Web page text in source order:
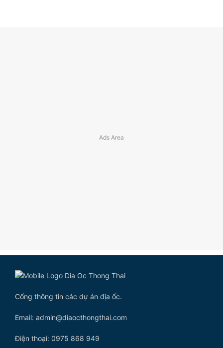
Cổng thông tin các dự án địa ốc.
Email: admin@diaocthongthai.com
Điện thoại: 0975 868 949